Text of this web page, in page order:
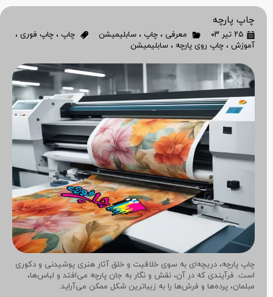
چاپ پارچه
۲۵ تیر ۰۳ معرفی ، چاپ ، سابلیمیشن چاپ ، چاپ فوری ،
آموزش ، چاپ روی پارچه ، سابلیمیشن
چاپ پارچه، دریچه‌ای به سوی خلاقیت و خلق آثار هنری پوشیدنی و دکوری
است. فرآیندی که در آن، نقش و نگار به جان پارچه می‌افتد و لباس‌ها،
مبلمان، پرده‌ها و فرش‌ها را به زیباترین شکل ممکن می‌آراید.